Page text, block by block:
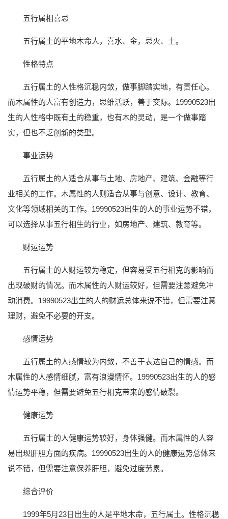
五行属相喜忌
五行属土的平地木命人，喜水、金，忌火、土。
性格特点
五行属土的人性格沉稳内敛，做事脚踏实地，有责任心。
而木属性的人富有创造力，思维活跃，善于交际。19990523出
生的人性格中既有土的稳重，也有木的灵动，是一个做事踏
实，但也不乏创新的类型。
事业运势
五行属土的人适合从事与土地、房地产、建筑、金融等行
业相关的工作。木属性的人则适合从事与创意、设计、教育、
文化等领域相关的工作。19990523出生的人的事业运势不错，
可以选择从事五行相生的行业，如房地产、建筑、教育等。
财运运势
五行属土的人财运较为稳定，但容易受五行相克的影响而
出现破财的情况。而木属性的人财运较好，但需要注意避免冲
动消费。19990523出生的人的财运总体来说不错，但需要注意
理财，避免不必要的开支。
感情运势
五行属土的人感情较为内敛，不善于表达自己的情感。而
木属性的人感情细腻，富有浪漫情怀。19990523出生的人的感
情运势平稳，但需要避免五行相克带来的感情破裂。
健康运势
五行属土的人健康运势较好，身体强健。而木属性的人容
易出现肝胆方面的疾病。19990523出生的人的健康运势总体来
说不错，但需要注意保养肝胆，避免过度劳累。
综合评价
1999年5月23日出生的人是平地木命，五行属土。性格沉稳